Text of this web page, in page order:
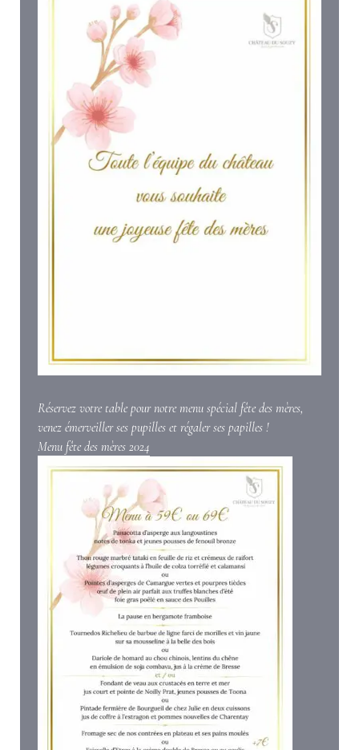
Réservez votre table pour notre menu spécial fête des mères,
venez émerveiller ses pupilles et régaler ses papilles !
Menu fête des mères 2024